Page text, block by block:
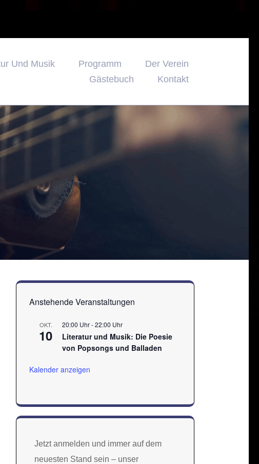
Und Musik Programm
Der Verein
Gästebuch
Kontakt
Anstehende Veranstaltungen
OKT.
10
20:00 Uhr-22:00 Uhr
Literatur und Musik: Die Poesie
von Popsongs und Balladen
Kalender anzeigen
Jetzt anmelden und immer auf dem
neuesten Stand sein – unser